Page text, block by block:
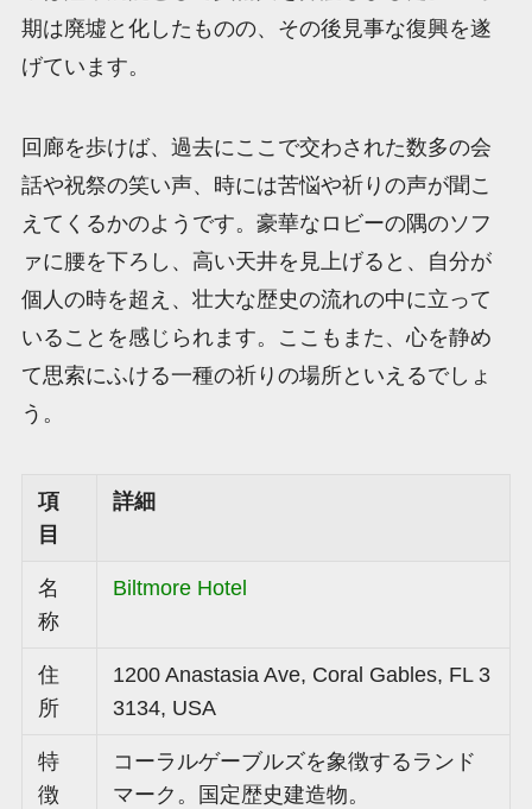
期は廃墟と化したものの、その後見事な復興を遂
げています。
回廊を歩けば、過去にここで交わされた数多の会
話や祝祭の笑い声、時には苦悩や祈りの声が聞こ
えてくるかのようです。豪華なロビーの隅のソフ
ァに腰を下ろし、高い天井を見上げると、自分が
個人の時を超え、壮大な歴史の流れの中に立って
いることを感じられます。ここもまた、心を静め
て思索にふける一種の祈りの場所といえるでしょ
う。
項
目
詳細
名
称
Biltmore Hotel
住
所
1200 Anastasia Ave, Coral Gables, FL 3
3134, USA
特
徴
コーラルゲーブルズを象徴するランド
マーク。国定歴史建造物。